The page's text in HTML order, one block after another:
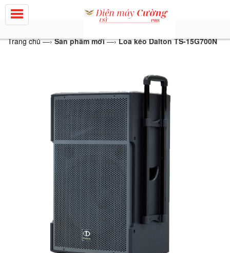
Trang chủ—› Sản phẩm mới—› Loa kéo Dalton TS-15G700N